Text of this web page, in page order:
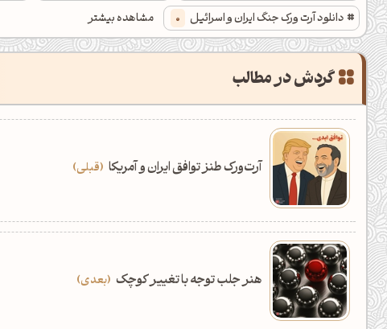
دانلود آرت ورک جنگ ایران و اسرائیل 0
مشاهده بیشتر
خلاقیت در طراحی گرافیک 0 رندر سه بعدی با هوش مصنوعی 0
گردش در مطالب
آرت‌ورک طنز توافق ایران و آمریکا قبلی
هنر جلب توجه با تغییر کوچک بعدی